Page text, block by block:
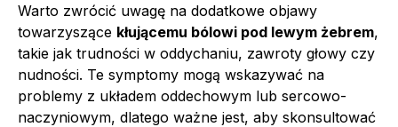
Warto zwrócić uwagę na dodatkowe objawy
towarzyszące kłującemu bólowi pod lewym żebrem,
takie jak trudności w oddychaniu, zawroty głowy czy
nudności. Te symptomy mogą wskazywać na
problemy z układem oddechowym lub sercowo-
naczyniowym, dlatego ważne jest, aby skonsultować